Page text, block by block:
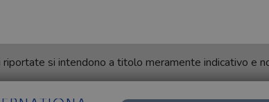
si intendono a titolo meramente indicativo e